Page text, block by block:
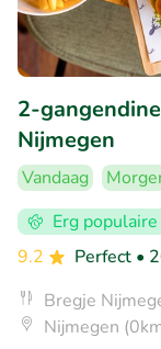
2-
Nijmegen
Vandaag
Erg
9.2
Perfect •
Bregje
Nijmegen